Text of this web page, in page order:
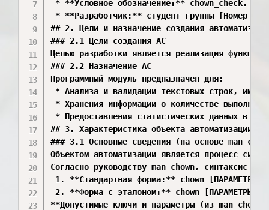
* **Условное обозначение:** chown_check.
* **Разработчик:** студент группы [Номер
## 2. Цели и назначение создания
### 2.1 Цели создания АС
Целью разработки является реализация
### 2.2 Назначение АС
Программный модуль предназначен для:
* Анализа и валидации текстовых строк,
* Хранения информации о количестве
* Предоставления статистических данных в
## 3. Характеристика объекта автоматизации
### 3.1 Основные сведения (на основе man
Объектом автоматизации является процесс
Согласно руководству man chown, синтаксис
1. **Стандартная форма:** chown
2. **Форма с эталоном:** chown
**Допустимые ключи и параметры (из man